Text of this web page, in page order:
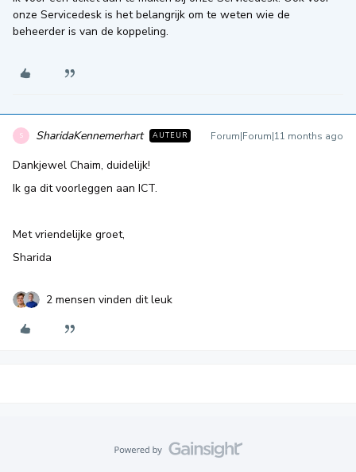
onze Servicedesk is het belangrijk om te weten wie de
beheerder is van de koppeling.
S SharidaKennemerhart AUTEUR Forum|Forum|11 months ago
Dankjewel Chaim, duidelijk!
Ik ga dit voorleggen aan ICT.
Met vriendelijke groet,
Sharida
2 mensen vinden dit leuk